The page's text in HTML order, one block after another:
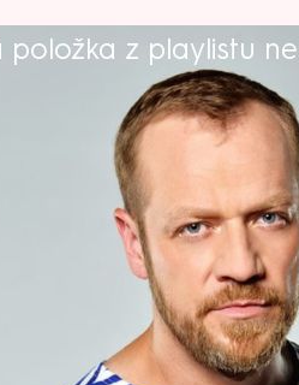
položka z playlistu
problém. Podívejte
Co se mezi trojicí stalo?